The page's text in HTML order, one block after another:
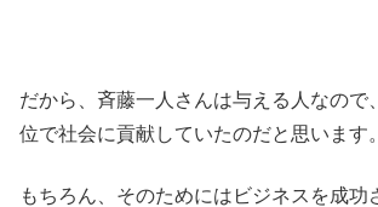
だから、斉藤一人さんは与える人なので
位で社会に貢献していたのだと思います。
もちろん、そのためにはビジネスを成功